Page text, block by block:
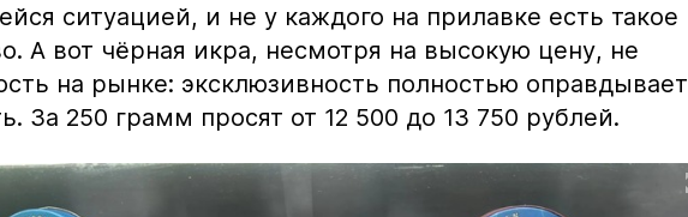
ситуацией, и не у каждого на прилавке есть такое
А вот чёрная икра, несмотря на высокую цену, не
на рынке: эксклюзивность полностью оправдывает
За 250 грамм просят от 12 500 до 13 750 рублей.